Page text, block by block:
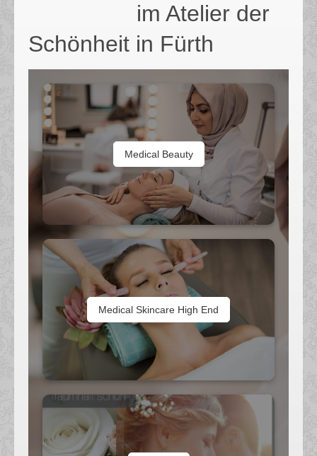
im Atelier der
Schönheit in Fürth
Medical Beauty
Medical Skincare High End